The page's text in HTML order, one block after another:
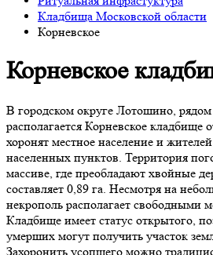
Кладбища Московской области
Корневское
Корневское
В городском округе Лотошино, рядом
располагается Корневское кладбище
хоронят местное население и
населенных пунктов. Территория
массиве, где преобладают хвойные
составляет 0,89 га. Несмотря на
некрополь располагает свободными
Кладбище имеет статус открытого,
умерших могут получить участок
Захоронить усопшего можно